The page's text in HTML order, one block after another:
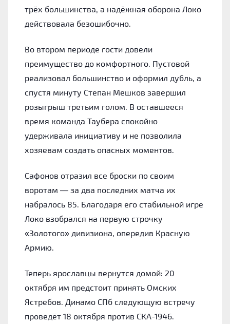
трёх большинства, а надёжная оборона Локо
действовала безошибочно.
Во втором периоде гости довели
преимущество до комфортного. Пустовой
реализовал большинство и оформил дубль, а
спустя минуту Степан Мешков завершил
розыгрыш третьим голом. В оставшееся
время команда Таубера спокойно
удерживала инициативу и не позволила
хозяевам создать опасных моментов.
Сафонов отразил все броски по своим
воротам — за два последних матча их
набралось 85. Благодаря его стабильной игре
Локо взобрался на первую строчку
«Золотого» дивизиона, опередив Красную
Армию.
Теперь ярославцы вернутся домой: 20
октября им предстоит принять Омских
Ястребов. Динамо СПб следующую встречу
проведёт 18 октября против СКА-1946.